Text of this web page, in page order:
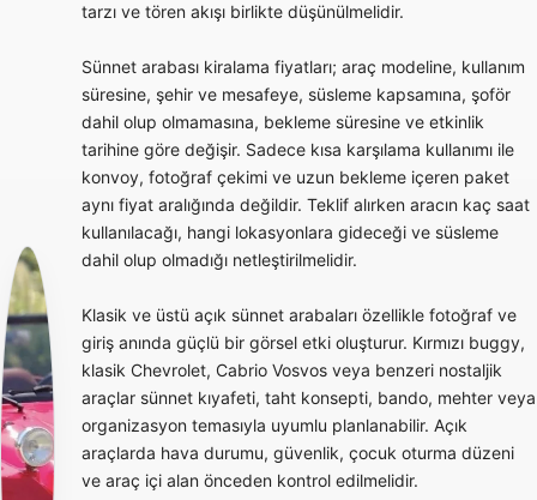
tarzı ve tören akışı birlikte düşünülmelidir.
Sünnet arabası kiralama fiyatları; araç modeline, kullanım
süresine, şehir ve mesafeye, süsleme kapsamına, şoför
dahil olup olmamasına, bekleme süresine ve etkinlik
tarihine göre değişir. Sadece kısa karşılama kullanımı ile
konvoy, fotoğraf çekimi ve uzun bekleme içeren paket
aynı fiyat aralığında değildir. Teklif alırken aracın kaç saat
kullanılacağı, hangi lokasyonlara gideceği ve süsleme
dahil olup olmadığı netleştirilmelidir.
Klasik ve üstü açık sünnet arabaları özellikle fotoğraf ve
giriş anında güçlü bir görsel etki oluşturur. Kırmızı buggy,
klasik Chevrolet, Cabrio Vosvos veya benzeri nostaljik
araçlar sünnet kıyafeti, taht konsepti, bando, mehter veya
organizasyon temasıyla uyumlu planlanabilir. Açık
araçlarda hava durumu, güvenlik, çocuk oturma düzeni
ve araç içi alan önceden kontrol edilmelidir.